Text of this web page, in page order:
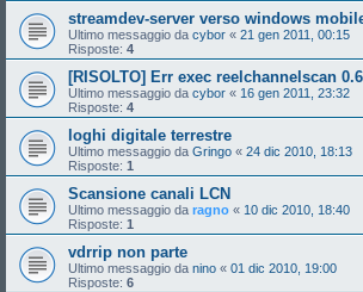
streamdev-server verso windows
Ultimo messaggio da cybor « 21 gen 2011, 00:15
Risposte: 4
[RISOLTO] Err exec reelchannelscan
Ultimo messaggio da cybor « 16 gen 2011, 23:32
Risposte: 4
loghi digitale terrestre
Ultimo messaggio da Gringo « 24 dic 2010, 18:13
Risposte: 1
Scansione canali LCN
Ultimo messaggio da ragno « 10 dic 2010, 18:40
Risposte: 1
vdrrip non parte
Ultimo messaggio da nino « 01 dic 2010, 19:00
Risposte: 6